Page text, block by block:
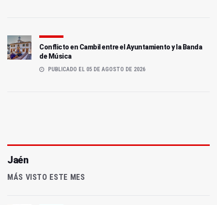
Conflicto en Cambil entre el Ayuntamiento y la Banda
de Música
PUBLICADO EL 05 DE AGOSTO DE 2026
Jaén
MÁS VISTO ESTE MES